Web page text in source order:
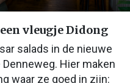
vleugje Didong
salads in de nieuwe
Hier maken
waar ze goed in zijn: